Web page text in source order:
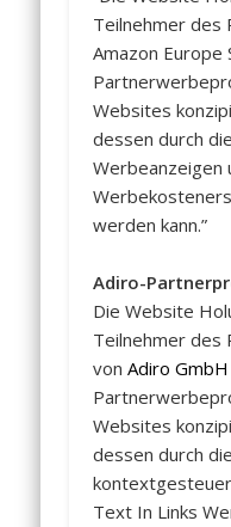
Teilnehmer des
Amazon Europe
Websites
dessen durch
Werbeanzeigen
werden kann.”
Adiro-
Die Website
Teilnehmer des
vonAdiro
Websites
dessen durch
Text In Links